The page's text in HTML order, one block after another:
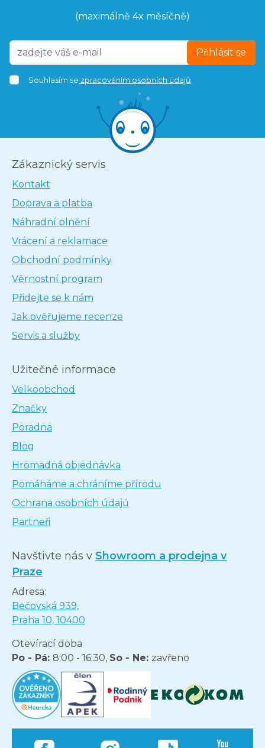
(maximálně 4x měsíčně)
Přihlásit se
Souhlasím se zpracováním osobních údajů
Zákaznický servis
Kontakt
Doprava a platba
Náhradní plnění
Vrácení a reklamace
Obchodní podmínky
Věrnostní program
Přidejte se k nám
Jak ověřujeme recenze
Servis a služby
Užitečné informace
Velkoobchod
Značky
Poradna
Blog
Hromadná objednávka
Pomáháme a chráníme přírodu
Ochrana osobních údajů
Partneři
Navštivte nás v Showroom a prodejna v
Praze
Adresa:
Bečovská 939,
Praha 10, 10400
Otevírací doba
Po - Pá: 8:00 - 16:30, So - Ne: zavřeno